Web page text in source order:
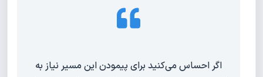
اگر احساس می‌کنید برای پیمودن این مسیر نیاز به